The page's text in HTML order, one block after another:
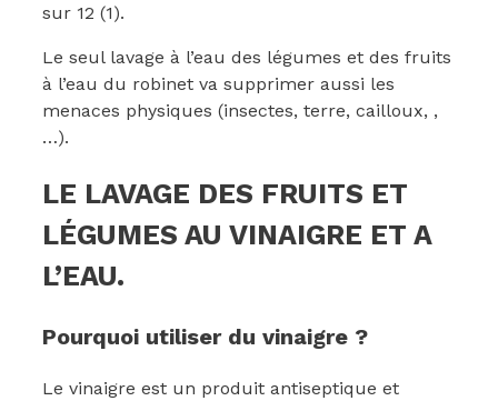
sur 12 (1).
Le seul lavage à l’eau des légumes et des fruits
à l’eau du robinet va supprimer aussi les
menaces physiques (insectes, terre, cailloux, ,
…).
LE LAVAGE DES FRUITS ET
LÉGUMES AU VINAIGRE ET A
L’EAU.
Pourquoi utiliser du vinaigre ?
Le vinaigre est un produit antiseptique et